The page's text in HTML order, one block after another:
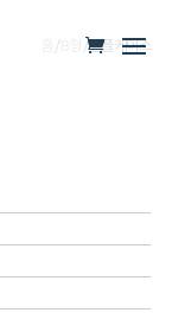
/ / 앰플케이스